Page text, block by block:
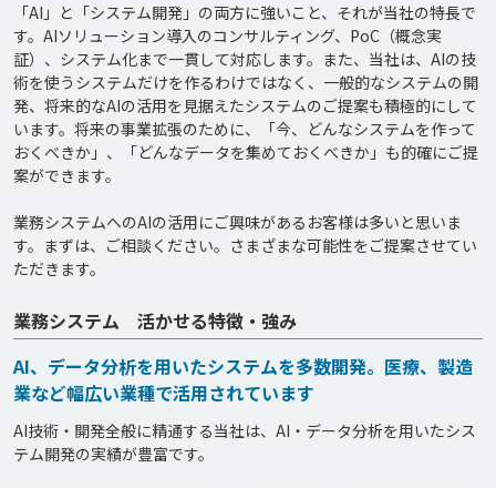
「AI」と「システム開発」の両方に強いこと、それが当社の特長で
す。AIソリューション導入のコンサルティング、PoC（概念実
証）、システム化まで一貫して対応します。また、当社は、AIの技
術を使うシステムだけを作るわけではなく、一般的なシステムの開
発、将来的なAIの活用を見据えたシステムのご提案も積極的にして
います。将来の事業拡張のために、「今、どんなシステムを作って
おくべきか」、「どんなデータを集めておくべきか」も的確にご提
案ができます。
業務システムへのAIの活用にご興味があるお客様は多いと思いま
す。まずは、ご相談ください。さまざまな可能性をご提案させてい
ただきます。
業務システム 活かせる特徴・強み
AI、データ分析を用いたシステムを多数開発。医療、製造
業など幅広い業種で活用されています
AI技術・開発全般に精通する当社は、AI・データ分析を用いたシス
テム開発の実績が豊富です。